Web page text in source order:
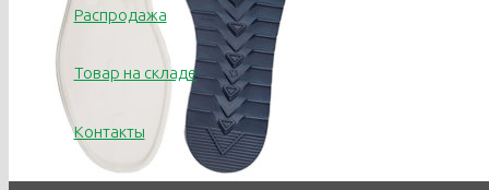
info@titrus.ru
Распродажа
Товар на складе
Контакты